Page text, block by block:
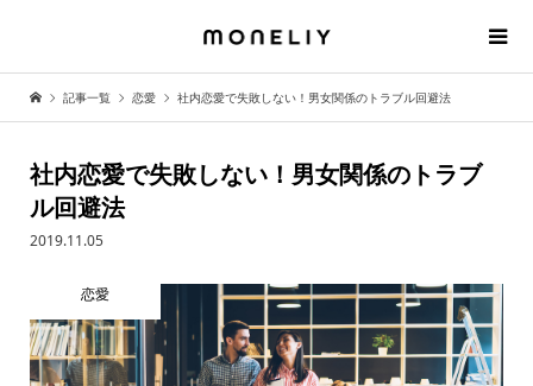
記事一覧 恋愛 社内恋愛で失敗しない！男女関係のトラブル回避法
社内恋愛で失敗しない！男女関係のトラブ
ル回避法
2019.11.05
恋愛